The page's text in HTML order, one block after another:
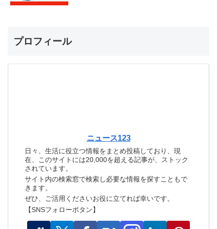
プロフィール
ニュース123
日々、生活に役立つ情報をまとめ投稿しており、現
在、このサイトには20,000を超える記事が、ストック
されています。
サイト内の検索窓で検索し必要な情報を探すこともで
きます。
ぜひ、ご活用くださいお役に立てれば幸いです。
【SNSフォローボタン】